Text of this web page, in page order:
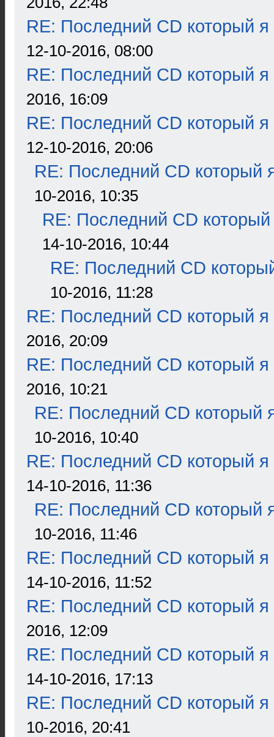
RE: Последний CD который я
12-10-2016, 08:00
RE: Последний CD который я
2016, 16:09
RE: Последний CD который я
12-10-2016, 20:06
RE: Последний CD который
10-2016, 10:35
RE: Последний CD который
14-10-2016, 10:44
RE: Последний CD
10-2016, 11:28
RE: Последний CD который я
2016, 20:09
RE: Последний CD который я
2016, 10:21
RE: Последний CD который
10-2016, 10:40
RE: Последний CD который я
14-10-2016, 11:36
RE: Последний CD который
10-2016, 11:46
RE: Последний CD который я
14-10-2016, 11:52
RE: Последний CD который я
2016, 12:09
RE: Последний CD который я
14-10-2016, 17:13
RE: Последний CD который я
10-2016, 20:41